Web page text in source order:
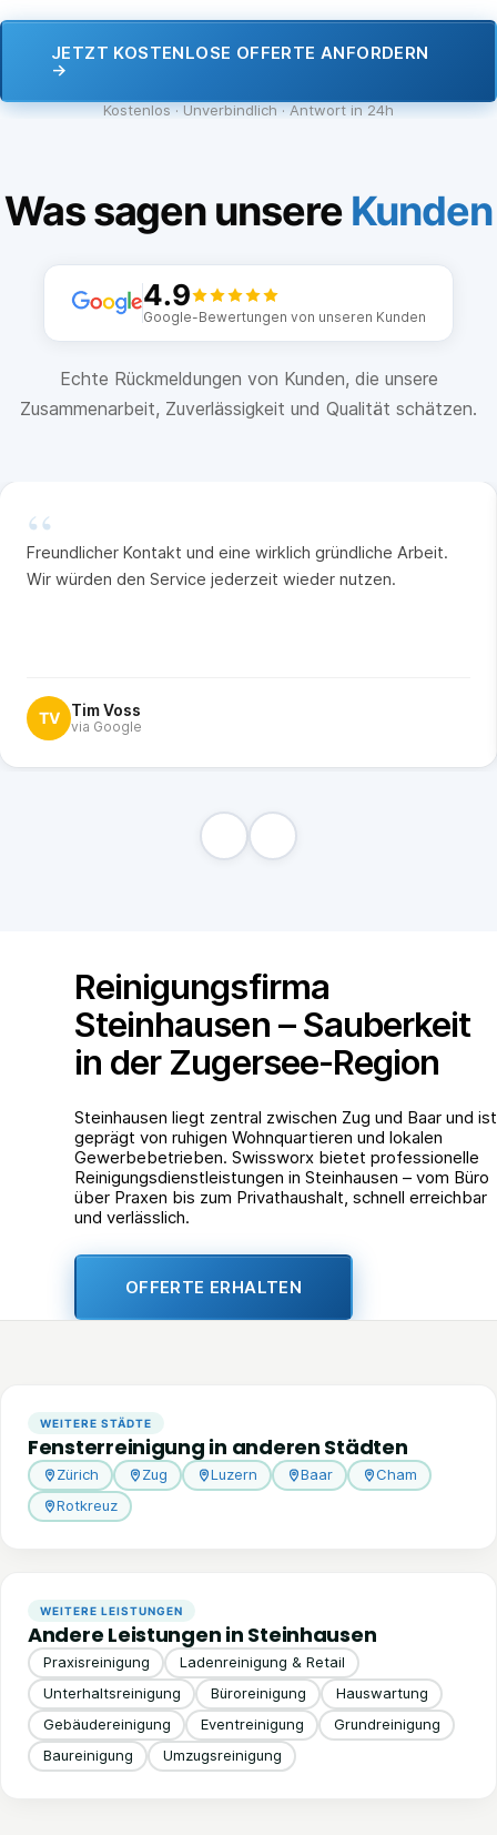
JETZT KOSTENLOSE OFFERTE ANFORDERN
→
Kostenlos · Unverbindlich · Antwort in 24h
Was sagen unsere Kunden
4.9
Google-Bewertungen von unseren Kunden
Echte Rückmeldungen von Kunden, die unsere
Zusammenarbeit, Zuverlässigkeit und Qualität schätzen.
“
Freundlicher Kontakt und eine wirklich gründliche Arbeit.
Wir würden den Service jederzeit wieder nutzen.
TV Tim Voss
via Google
Reinigungsfirma
Steinhausen – Sauberkeit
in der Zugersee-Region
Steinhausen liegt zentral zwischen Zug und Baar und ist
geprägt von ruhigen Wohnquartieren und lokalen
Gewerbebetrieben. Swissworx bietet professionelle
Reinigungsdienstleistungen in Steinhausen – vom Büro
über Praxen bis zum Privathaushalt, schnell erreichbar
und verlässlich.
OFFERTE ERHALTEN
WEITERE STÄDTE
Fensterreinigung in anderen Städten
Zürich Zug Luzern Baar
Cham
Rotkreuz
WEITERE LEISTUNGEN
Andere Leistungen in Steinhausen
Praxisreinigung
Ladenreinigung & Retail
Unterhaltsreinigung
Büroreinigung
Hauswartung
Gebäudereinigung
Eventreinigung
Grundreinigung
Baureinigung
Umzugsreinigung